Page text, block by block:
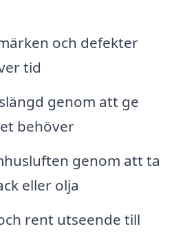
och defekter
tid
genom att ge
behöver
genom att ta
eller olja
rent utseende till